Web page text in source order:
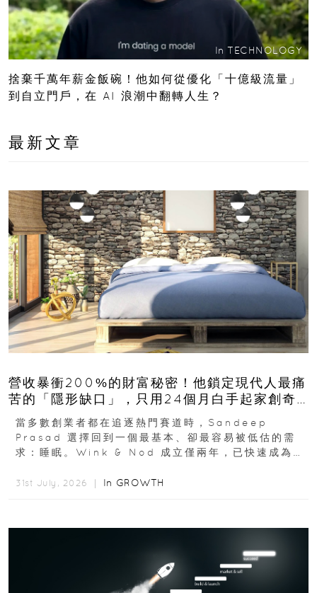
In TECHNOLOGY
捨棄千萬年薪金飯碗！他如何從優化「十億級流量」
到自立門戶，在 AI 浪潮中翻轉人生？
最新文章
營收暴衝200%的財富秘密！他鎖定現代人最痛
苦的「隱形缺口」，只用24個月白手起家創奇
蹟
當多數創業者都在追逐熱門賽道時，Sandeep
Prasad 選擇回到一個最基本、卻最容易被低估的需
求：睡眠。Wink & Nod 成立僅兩年，已快速成為印
31st July, 2026 ｜ In GROWTH